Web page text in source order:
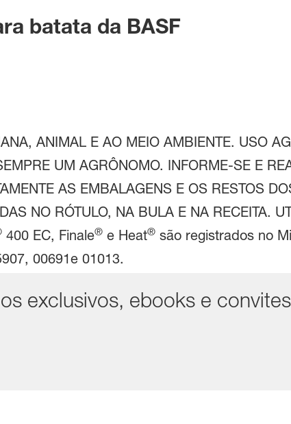
batata da BASF
ANIMAL E AO MEIO AMBIENTE. USO
UM AGRÔNOMO. INFORME-SE E
AS EMBALAGENS E OS RESTOS
NO RÓTULO, NA BULA E NA RECEITA.
400 EC, Finale®e Heat®são registrados no
00691e 01013.
exclusivos, ebooks e